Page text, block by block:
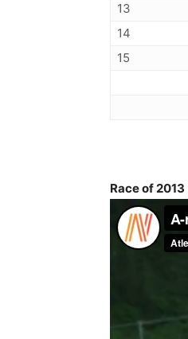
13
14
15
Race of 2013